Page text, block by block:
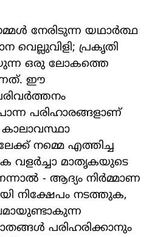
നേരിടുന്ന യഥാർത്ഥ
വെല്ലുവിളി; പ്രകൃതി
ഒരു ലോകത്തെ
ഈ
പരിഹാരങ്ങളാണ്
നമ്മെ എത്തിച്ച
വളർച്ചാ മാതൃകയുടെ
- ആദ്യം നിർമ്മാണ
നിക്ഷേപം നടത്തുക,
പരിഹരിക്കാനും